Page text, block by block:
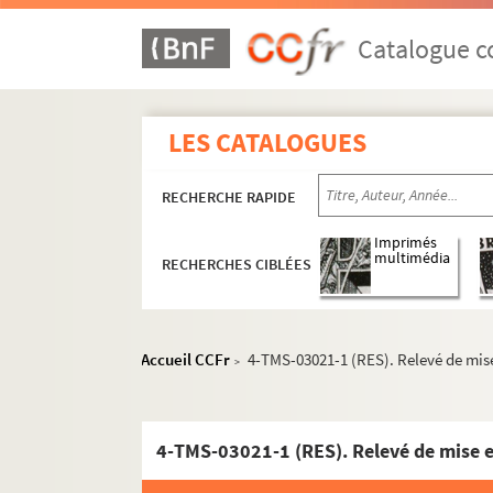
Catalogue
LES CATALOGUES
RECHERCHE RAPIDE
RECHERCHES CIBLÉES
Imprimés
multimédia
Accueil CCFr > 4-TMS-03021-1 (RES). Relevé de
4-TMS-03021-1 (RES). Relevé de mise
Emile Fabre. Les ventres dorés : pièce en 5
Casimir Delavigne. Les vêpres siciliennes :
Eugène Scribe. Le verre d'eau ou les effets
Léon Gandillot. Vers l'amour : pièce en 5
Charles Méré. Le vertige : pièce en 4 actes.
Michel Provins. Le vertige : comédie en 4
Paul Nivoix. La victoire de Paris : pièce en 4
Jacques Brindejont-Offenbach. La victoire
Théodore Barrière, Henry Murger. La vie de
Léopold Marchand, André Adorjan. La vie